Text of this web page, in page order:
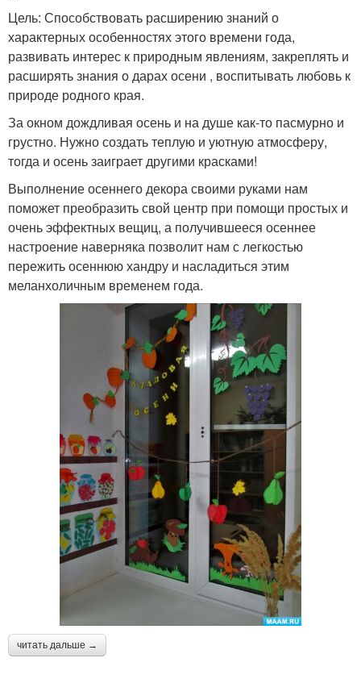
Цель: Способствовать расширению знаний о
характерных особенностях этого времени года,
развивать интерес к природным явлениям, закреплять и
расширять знания о дарах осени , воспитывать любовь к
природе родного края.
За окном дождливая осень и на душе как-то пасмурно и
грустно. Нужно создать теплую и уютную атмосферу,
тогда и осень заиграет другими красками!
Выполнение осеннего декора своими руками нам
поможет преобразить свой центр при помощи простых и
очень эффектных вещиц, а получившееся осеннее
настроение наверняка позволит нам с легкостью
пережить осеннюю хандру и насладиться этим
меланхоличным временем года.
читать дальше →